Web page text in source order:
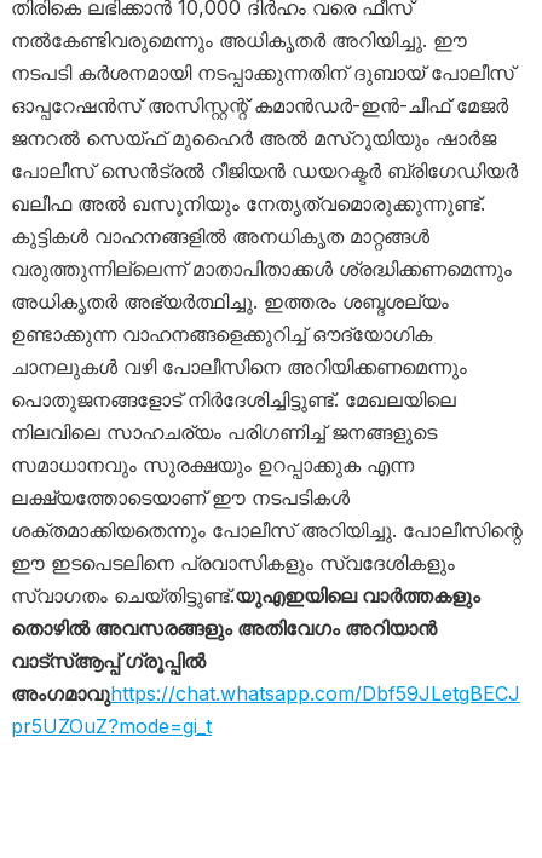
തിരികെ ലഭിക്കാൻ 10,000 ദിർഹം വരെ ഫീസ്
നൽകേണ്ടിവരുമെന്നും അധികൃതർ അറിയിച്ചു. ഈ
നടപടി കർശനമായി നടപ്പാക്കുന്നതിന് ദുബായ് പോലീസ്
ഓപ്പറേഷൻസ് അസിസ്റ്റന്റ് കമാൻഡർ-ഇൻ-ചീഫ് മേജർ
ജനറൽ സെയ്ഫ് മുഹൈർ അൽ മസ്‌റൂയിയും ഷാർജ
പോലീസ് സെൻട്രൽ റീജിയൻ ഡയറക്ടർ ബ്രിഗേഡിയർ
ഖലീഫ അൽ ഖസൂനിയും നേതൃത്വമൊരുക്കുന്നുണ്ട്.
കുട്ടികൾ വാഹനങ്ങളിൽ അനധികൃത മാറ്റങ്ങൾ
വരുത്തുന്നില്ലെന്ന് മാതാപിതാക്കൾ ശ്രദ്ധിക്കണമെന്നും
അധികൃതർ അഭ്യർത്ഥിച്ചു. ഇത്തരം ശബ്ദശല്യം
ഉണ്ടാക്കുന്ന വാഹനങ്ങളെക്കുറിച്ച് ഔദ്യോഗിക
ചാനലുകൾ വഴി പോലീസിനെ അറിയിക്കണമെന്നും
പൊതുജനങ്ങളോട് നിർദേശിച്ചിട്ടുണ്ട്. മേഖലയിലെ
നിലവിലെ സാഹചര്യം പരിഗണിച്ച് ജനങ്ങളുടെ
സമാധാനവും സുരക്ഷയും ഉറപ്പാക്കുക എന്ന
ലക്ഷ്യത്തോടെയാണ് ഈ നടപടികൾ
ശക്തമാക്കിയതെന്നും പോലീസ് അറിയിച്ചു. പോലീസിന്റെ
ഈ ഇടപെടലിനെ പ്രവാസികളും സ്വദേശികളും
സ്വാഗതം ചെയ്തിട്ടുണ്ട്.യുഎഇയിലെ വാർത്തകളും
തൊഴിൽ അവസരങ്ങളും അതിവേഗം അറിയാൻ
വാട്സ്ആപ്പ് ഗ്രൂപ്പിൽ
അംഗമാവുhttps://chat.whatsapp.com/Dbf59JLetgBECJ
pr5UZOuZ?mode=gi_t